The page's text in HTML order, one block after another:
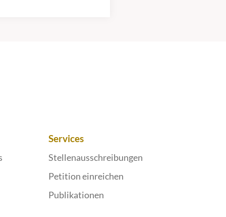
Services
Stellenausschreibungen
Petition einreichen
Publikationen